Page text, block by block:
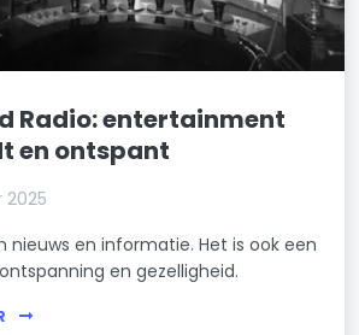
Radio: entertainment
en ontspant
nieuws en informatie. Het is ook een
en gezelligheid.